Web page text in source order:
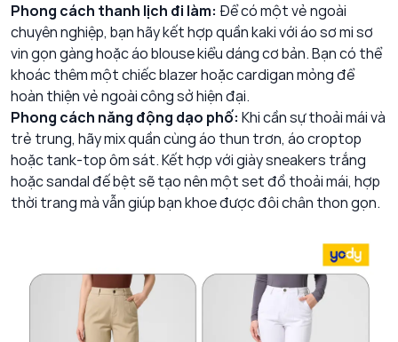
Phong cách thanh lịch đi làm: Để có một vẻ ngoài
chuyên nghiệp, bạn hãy kết hợp quần kaki với áo sơ mi sơ
vin gọn gàng hoặc áo blouse kiểu dáng cơ bản. Bạn có thể
khoác thêm một chiếc blazer hoặc cardigan mỏng để
hoàn thiện vẻ ngoài công sở hiện đại.
Phong cách năng động dạo phố: Khi cần sự thoải mái và
trẻ trung, hãy mix quần cùng áo thun trơn, áo croptop
hoặc tank-top ôm sát. Kết hợp với giày sneakers trắng
hoặc sandal đế bệt sẽ tạo nên một set đồ thoải mái, hợp
thời trang mà vẫn giúp bạn khoe được đôi chân thon gọn.